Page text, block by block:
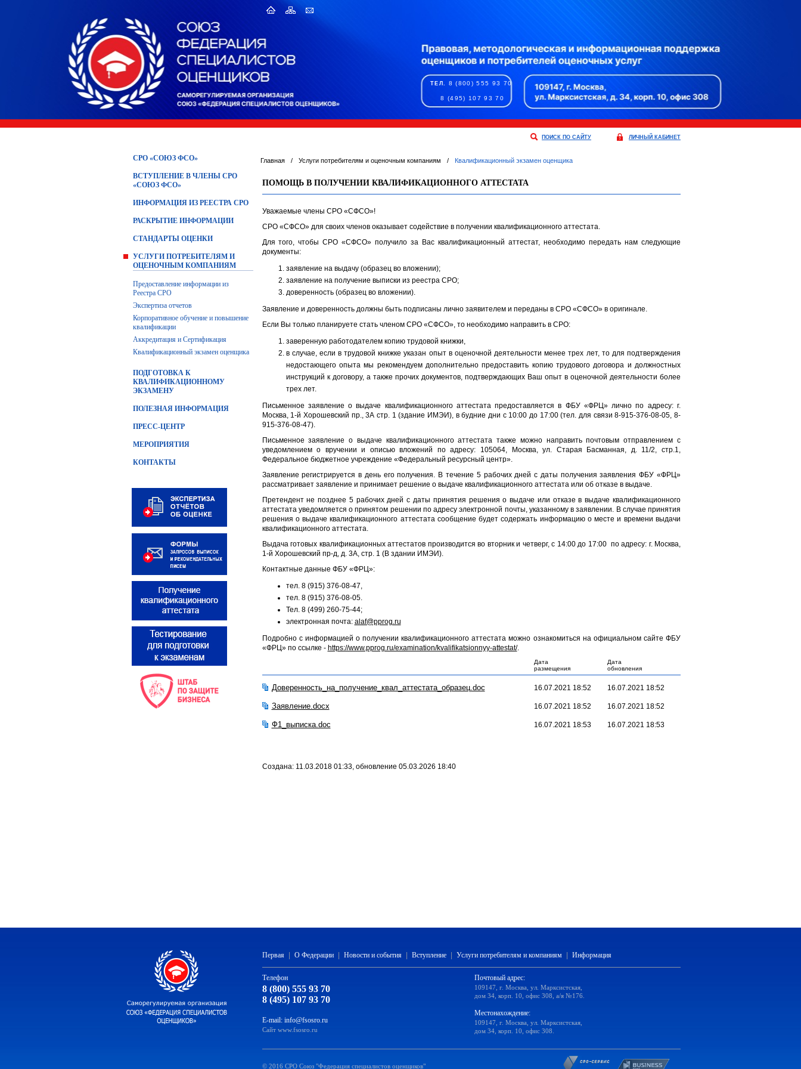
ТЕЛ. 8 (800) 555 93 70
8 (495) 107 93 70
ПОИСК ПО САЙТУ ЛИЧНЫЙ КАБИНЕТ
СРО «СОЮЗ ФСО»
ВСТУПЛЕНИЕ В ЧЛЕНЫ СРО
«СОЮЗ ФСО»
ИНФОРМАЦИЯ ИЗ РЕЕСТРА СРО
РАСКРЫТИЕ ИНФОРМАЦИИ
СТАНДАРТЫ ОЦЕНКИ
УСЛУГИ ПОТРЕБИТЕЛЯМ И
ОЦЕНОЧНЫМ КОМПАНИЯМ
Предоставление информации из
Реестра СРО
Экспертиза отчетов
Корпоративное обучение и повышение
квалификации
Аккредитация и Сертификация
Квалификационный экзамен оценщика
ПОДГОТОВКА К
КВАЛИФИКАЦИОННОМУ
ЭКЗАМЕНУ
ПОЛЕЗНАЯ ИНФОРМАЦИЯ
ПРЕСС-ЦЕНТР
МЕРОПРИЯТИЯ
КОНТАКТЫ
Главная / Услуги потребителям и оценочным компаниям / Квалификационный экзамен оценщика
ПОМОЩЬ В ПОЛУЧЕНИИ КВАЛИФИКАЦИОННОГО АТТЕСТАТА
Уважаемые члены СРО «СФСО»!
СРО «СФСО» для своих членов оказывает содействие в получении квалификационного аттестата.
Для того, чтобы СРО «СФСО» получило за Вас квалификационный аттестат, необходимо передать нам следующие
документы:
заявление на выдачу (образец во вложении);
заявление на получение выписки из реестра СРО;
доверенность (образец во вложении).
Заявление и доверенность должны быть подписаны лично заявителем и переданы в СРО «СФСО» в оригинале.
Если Вы только планируете стать членом СРО «СФСО», то необходимо направить в СРО:
заверенную работодателем копию трудовой книжки,
в случае, если в трудовой книжке указан опыт в оценочной деятельности менее трех лет, то для подтверждения
недостающего опыта мы рекомендуем дополнительно предоставить копию трудового договора и должностных
инструкций к договору, а также прочих документов, подтверждающих Ваш опыт в оценочной деятельности более
трех лет.
Письменное заявление о выдаче квалификационного аттестата предоставляется в ФБУ «ФРЦ» лично по адресу: г.
Москва, 1-й Хорошевский пр., 3А стр. 1 (здание ИМЭИ), в будние дни c 10:00 до 17:00 (тел. для связи 8-915-376-08-05, 8-
915-376-08-47).
Письменное заявление о выдаче квалификационного аттестата также можно направить почтовым отправлением с
уведомлением о вручении и описью вложений по адресу: 105064, Москва, ул. Старая Басманная, д. 11/2, стр.1,
Федеральное бюджетное учреждение «Федеральный ресурсный центр».
Заявление регистрируется в день его получения. В течение 5 рабочих дней с даты получения заявления ФБУ «ФРЦ»
рассматривает заявление и принимает решение о выдаче квалификационного аттестата или об отказе в выдаче.
Претендент не позднее 5 рабочих дней с даты принятия решения о выдаче или отказе в выдаче квалификационного
аттестата уведомляется о принятом решении по адресу электронной почты, указанному в заявлении. В случае принятия
решения о выдаче квалификационного аттестата сообщение будет содержать информацию о месте и времени выдачи
квалификационного аттестата.
Выдача готовых квалификационных аттестатов производится во вторник и четверг, с 14:00 до 17:00 по адресу: г. Москва,
1-й Хорошевский пр-д, д. 3А, стр. 1 (В здании ИМЭИ).
Контактные данные ФБУ «ФРЦ»:
тел. 8 (915) 376-08-47,
тел. 8 (915) 376-08-05.
Тел. 8 (499) 260-75-44;
электронная почта: alaf@pprog.ru
Подробно с информацией о получении квалификационного аттестата можно ознакомиться на официальном сайте ФБУ
«ФРЦ» по ссылке - https://www.pprog.ru/examination/kvalifikatsionnyy-attestat/.
Дата
размещения
Дата
обновления
Доверенность_на_получение_квал_аттестата_образец.doc 16.07.2021 18:52 16.07.2021 18:52
Заявление.docx 16.07.2021 18:52 16.07.2021 18:52
Ф1_выписка.doc 16.07.2021 18:53 16.07.2021 18:53
Создана: 11.03.2018 01:33, обновление 05.03.2026 18:40
Первая О Федерации Новости и события Вступление Услуги потребителям и компаниям Информация
Телефон
8 (800) 555 93 70
8 (495) 107 93 70
E-mail: info@fsosro.ru
Сайт www.fsosro.ru
Почтовый адрес:
109147, г. Москва, ул. Марксистская,
дом 34, корп. 10, офис 308, а/я №176.
Местонахождение:
109147, г. Москва, ул. Марксистская,
дом 34, корп. 10, офис 308.
© 2016 СРО Союз "Федерация специалистов оценщиков"